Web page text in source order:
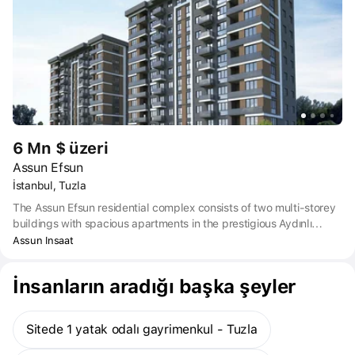
developed infrastructure: near a school, supermarkets, a medical
center, restaurants, cafes, a public transport stop.
6 Mn $ üzeri
Assun Efsun
İstanbul, Tuzla
The Assun Efsun residential complex consists of two multi-storey
buildings with spacious apartments in the prestigious Aydınlı
neighborhood. The project features modern architecture,
security, a children's playground, and a fitness center. The project
Assun Insaat
İnsanların aradığı başka şeyler
Sitede 1 yatak odalı gayrimenkul - Tuzla